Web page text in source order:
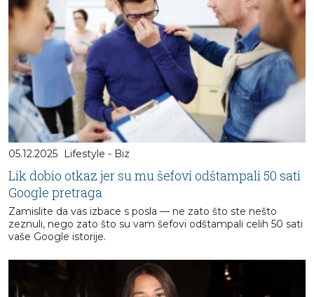
05.12.2025 Lifestyle - Biz
Lik dobio otkaz jer su mu šefovi odštampali 50 sati
Google pretraga
Zamislite da vas izbace s posla — ne zato što ste nešto
zeznuli, nego zato što su vam šefovi odštampali celih 50 sati
vaše Google istorije.